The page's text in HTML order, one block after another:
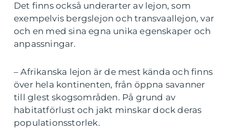
Det finns också underarter av lejon, som
exempelvis bergslejon och transvaallejon, var
och en med sina egna unika egenskaper och
anpassningar.
– Afrikanska lejon är de mest kända och finns
över hela kontinenten, från öppna savanner
till glest skogsområden. På grund av
habitatförlust och jakt minskar dock deras
populationsstorlek.